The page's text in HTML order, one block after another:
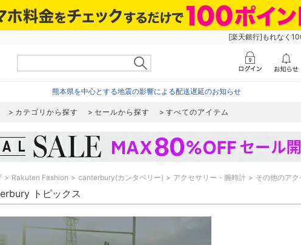
[楽天銀行]もれなく
熊本県を中心とする地震の影響による配送遅延のお知らせ
カテゴリから探す セールから探す すべてのアイテム
Rakuten Fashion canterbury(カンタベリー) アクセサリー・腕時計 その他のア
トピックス